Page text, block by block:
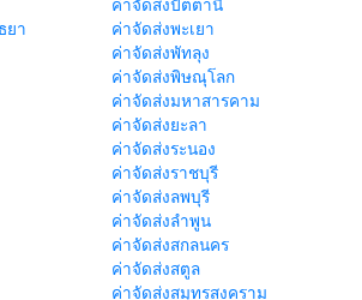
ค่าจัดส่งปัตตานี
ยา
ค่าจัดส่งพะเยา
ค่าจัดส่งพัทลุง
ค่าจัดส่งพิษณุโลก
ค่าจัดส่งมหาสารคาม
ค่าจัดส่งยะลา
ค่าจัดส่งระนอง
ค่าจัดส่งราชบุรี
ค่าจัดส่งลพบุรี
ค่าจัดส่งลำพูน
ค่าจัดส่งสกลนคร
ค่าจัดส่งสตูล
ค่าจัดส่งสมุทรสงคราม